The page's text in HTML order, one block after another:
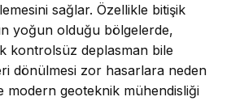
sağlar. Özellikle bitişik
yoğun olduğu bölgelerde,
kontrolsüz deplasman bile
dönülmesi zor hasarlara neden
modern geoteknik mühendisliği